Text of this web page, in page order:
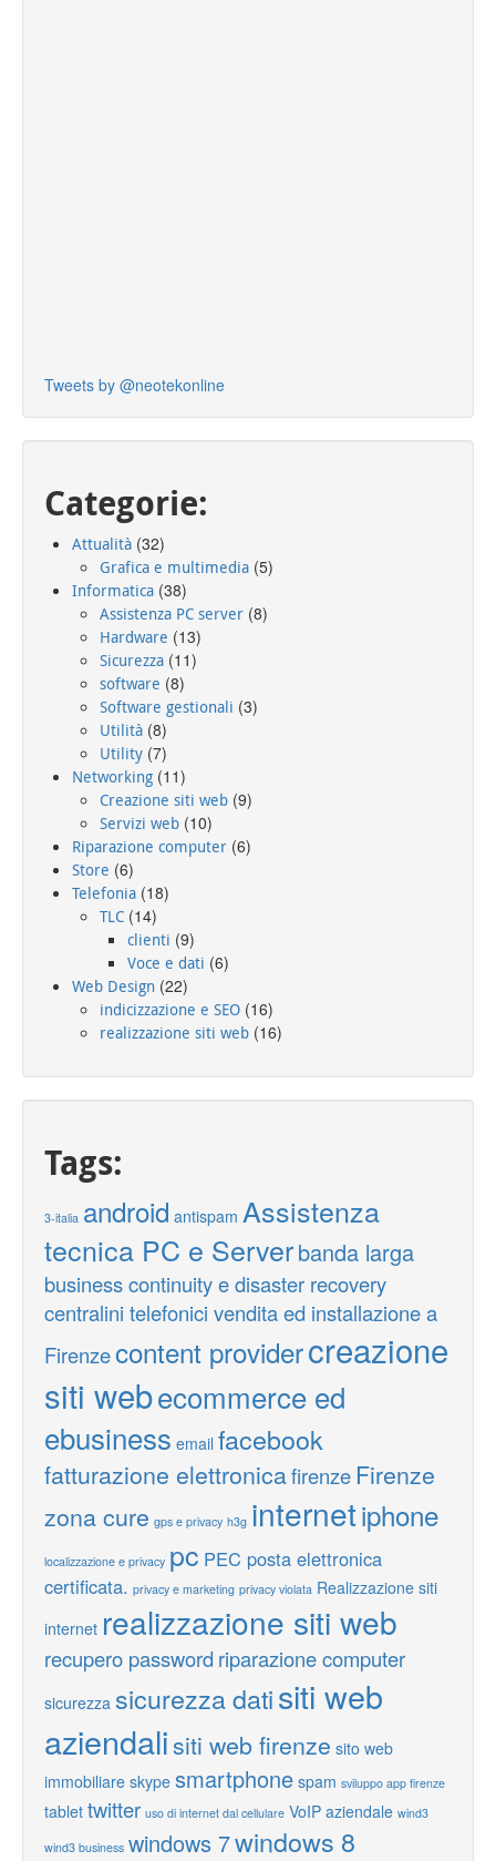
Tweets by @neotekonline
Categorie:
Attualità (32)
Grafica e multimedia (5)
Informatica (38)
Assistenza PC server (8)
Hardware (13)
Sicurezza (11)
software (8)
Software gestionali (3)
Utilità (8)
Utility (7)
Networking (11)
Creazione siti web (9)
Servizi web (10)
Riparazione computer (6)
Store (6)
Telefonia (18)
TLC (14)
clienti (9)
Voce e dati (6)
Web Design (22)
indicizzazione e SEO (16)
realizzazione siti web (16)
Tags:
3-italia android antispam Assistenza
tecnica PC e Serverbanda larga
business continuity e disaster recovery
centralini telefonici vendita ed installazione a
Firenzecontent providercreazione
siti webecommerce ed
ebusiness email facebook
fatturazione elettronicafirenze Firenze
zona cure gps e privacy h3g internetiphone
localizzazione e privacy pc PEC posta elettronica
certificata. privacy e marketing privacy violata Realizzazione siti
internet realizzazione siti web
recupero password riparazione computer
sicurezza sicurezza datisiti web
aziendalisiti web firenze sito web
immobiliare skype smartphone spam sviluppo app firenze
tablet twitter uso di internet dal cellulare VoIP aziendale wind3
wind3 business windows 7windows 8